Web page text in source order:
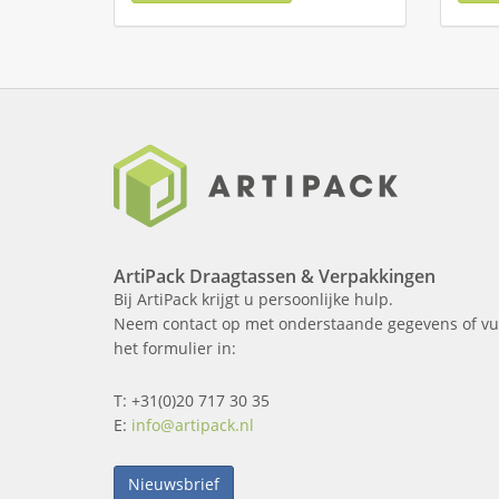
ArtiPack Draagtassen & Verpakkingen
Bij ArtiPack krijgt u persoonlijke hulp.
Neem contact op met onderstaande gegevens of
het formulier in:
T: +31(0)20 717 30 35
E: info@artipack.nl
Nieuwsbrief